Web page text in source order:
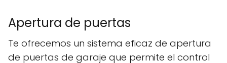
Apertura de puertas
Te ofrecemos un sistema eficaz de apertura
de puertas de garaje que permite el control